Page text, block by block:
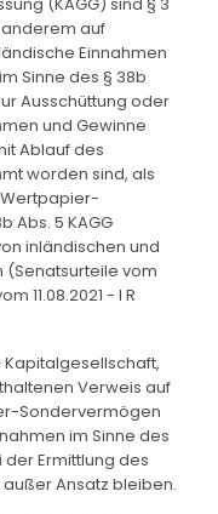
anderem auf
Einnahmen
Sinne des § 38b
Ausschüttung oder
und Gewinne
Ablauf des
worden sind, als
Abs. 5 KAGG
inländischen und
vom
11.08.2021 - I R
Verweis auf
Sondervermögen
im Sinne des
der Ermittlung des
Ansatz bleiben.